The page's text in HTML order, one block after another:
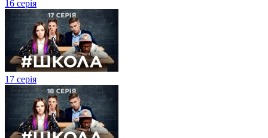
16 серія
17 серія